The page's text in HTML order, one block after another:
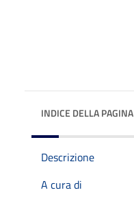
INDICE DELLA PAGINA
Descrizione
A cura di